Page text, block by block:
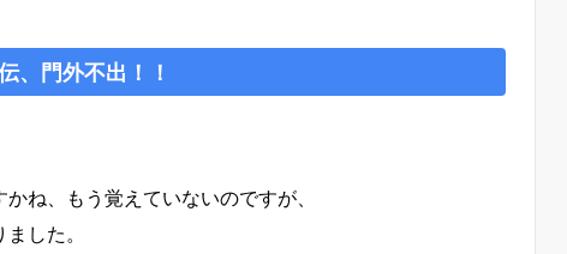
、門外不出！！
ね、もう覚えていないのですが、
した。